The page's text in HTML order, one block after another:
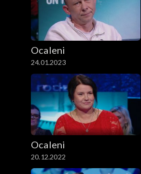
Ocaleni
24.01.2023
Ocaleni
20.12.2022